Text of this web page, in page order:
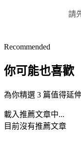
請
Recommended
你可能也喜歡
為你精選 3 篇值得延
載入推薦文章中...
目前沒有推薦文章